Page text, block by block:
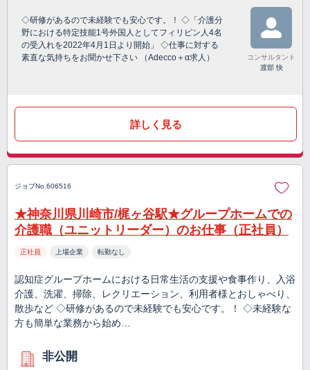
◇研修があるので未経験でも安心です。！ ◇「介護分
野における特定技能1号外国人としてフィリピン人4名
の受入れを2022年4月1日より開始」 ◇仕事に対する
素直な気持ちをお聞かせ下さい （Adecco＋α求人）
コンサルタント
渡部 快
詳しく見る
ジョブNo.606516
★神奈川県川崎市/梶ヶ谷駅★グループホームでの
介護職（ユニットリーダー）のお仕事（正社員）
正社員 上場企業 転勤なし
認知症グループホームにおける日常生活の支援や食事作り、入浴
介護、洗濯、掃除、レクリエーション、利用者様とおしゃべり、
散歩など ◇研修があるので未経験でも安心です。！ ◇未経験な
方も簡単な業務から始め…
非公開